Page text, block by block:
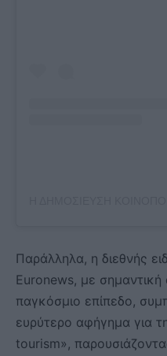
Παράλληλα, η διεθνής
Euronews, με
παγκόσμιο επίπεδο,
ευρύτερο αφήγημα για
tourism»,